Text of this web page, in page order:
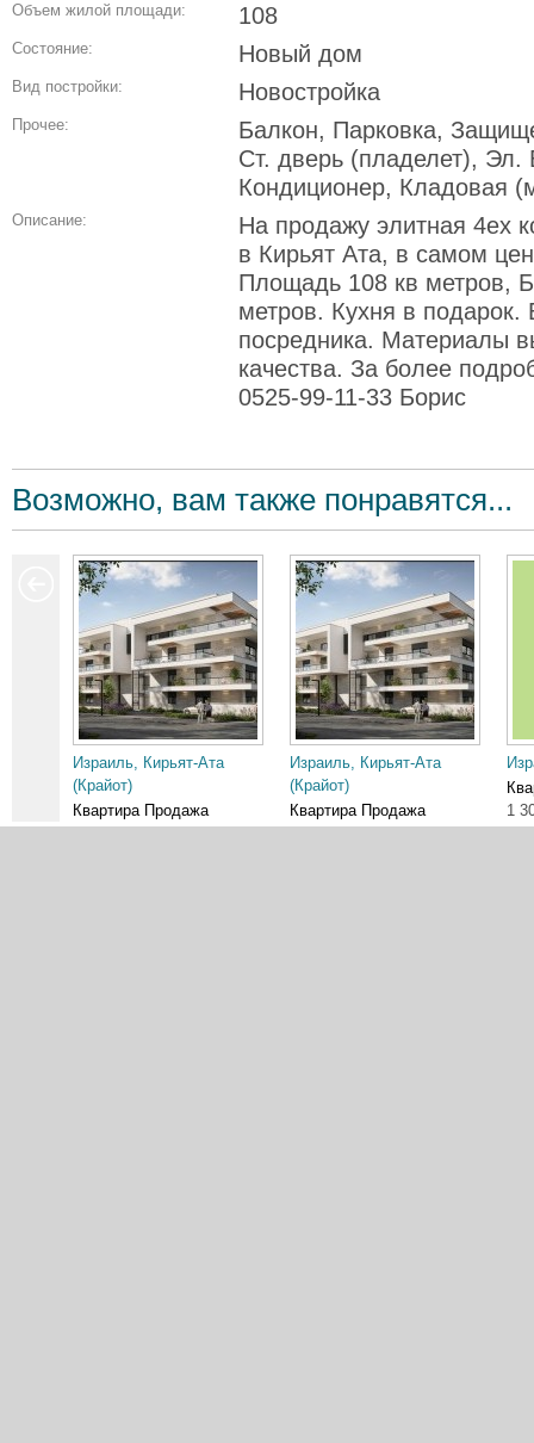
Объем жилой площади: 108
Состояние: Новый дом
Вид постройки: Новостройка
Прочее:
Балкон, Парковка,
Ст. дверь (пладелет), Эл.
Кондиционер, Кладовая
Описание:
На продажу элитная 4ех
в Кирьят Ата, в самом
Площадь 108 кв метров,
метров. Кухня в подарок.
посредника. Материалы
качества. За более
0525-99-11-33 Борис
Возможно, вам также понравятся...
Израиль, Кирьят-Ата
(Крайот)
Квартира Продажа
Израиль, Кирьят-Ата
(Крайот)
Квартира Продажа
1